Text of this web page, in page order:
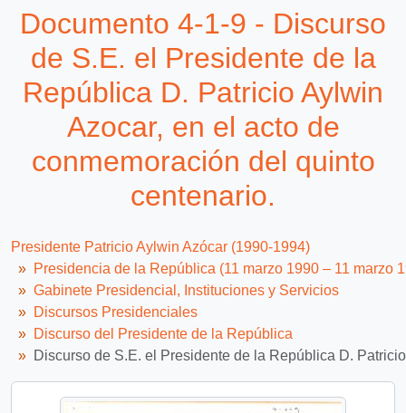
4-11-1 - Discurso de S.E. El Presidente de la República, D. Patricio Aylwin Azocar, en ceremonia de presentación del proyecto: "Valdivia, Ciudad Saludable"
485 más...
Documento 4-1-9 - Discurso
de S.E. el Presidente de la
República D. Patricio Aylwin
Azocar, en el acto de
conmemoración del quinto
centenario.
Presidente Patricio Aylwin Azócar (1990-1994)
Presidencia de la República (11 marzo 1990 – 11 marzo
Gabinete Presidencial, Instituciones y Servicios
Discursos Presidenciales
Discurso del Presidente de la República
Discurso de S.E. el Presidente de la República D.